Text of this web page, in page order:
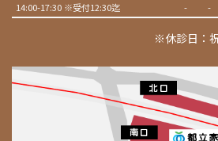
14:00-17:30 ※受付12:30迄
- -
※休診日：